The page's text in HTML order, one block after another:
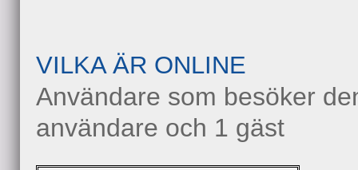
VILKA ÄR ONLINE
Användare som besöker
användare och 1 gäst